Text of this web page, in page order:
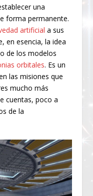
una
forma permanente.
artificial a sus
en esencia, la idea
de los modelos
orbitales. Es un
las misiones que
mucho más
cuentas, poco a
de la